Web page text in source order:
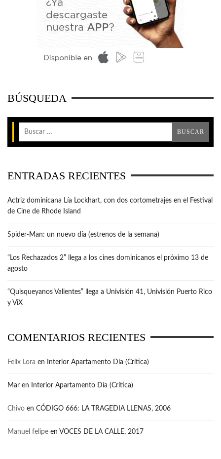
BÚSQUEDA
ENTRADAS RECIENTES
Actriz dominicana Lía Lockhart, con dos cortometrajes en el Festival
de Cine de Rhode Island
Spider-Man: un nuevo día (estrenos de la semana)
“Los Rechazados 2” llega a los cines dominicanos el próximo 13 de
agosto
“Quisqueyanos Valientes” llega a Univisión 41, Univisión Puerto Rico
y ViX
COMENTARIOS RECIENTES
Felix Lora en Interior Apartamento Día (Crítica)
Mar en Interior Apartamento Día (Crítica)
Chivo en CÓDIGO 666: LA TRAGEDIA LLENAS, 2006
Manuel felipe en VOCES DE LA CALLE, 2017